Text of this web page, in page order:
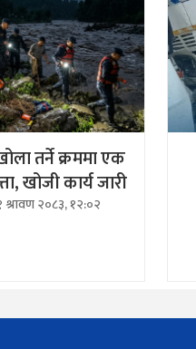
तर्ने क्रममा एक
खोजी कार्य जारी
श्रावण २०८३, १२:०२